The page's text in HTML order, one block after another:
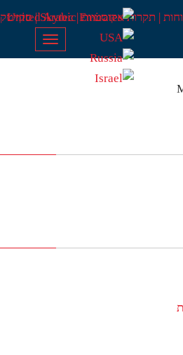
Toggle
navigation